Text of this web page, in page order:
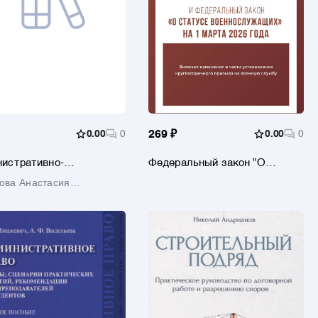
0.00 0
рынка ценных бумаг.
Анастасия
269 ₽ 0.00 0
Федеральный закон "О
1 марта 2026 года